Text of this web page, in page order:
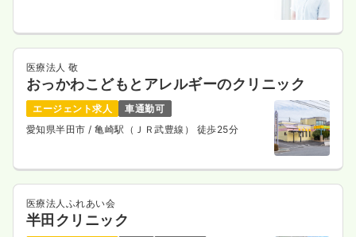
医療法人 敬
おっかわこどもとアレルギーのクリニック
エージェント求人
車通勤可
愛知県半田市 / 亀崎駅（ＪＲ武豊線） 徒歩25分
医療法人ふれあい会
半田クリニック